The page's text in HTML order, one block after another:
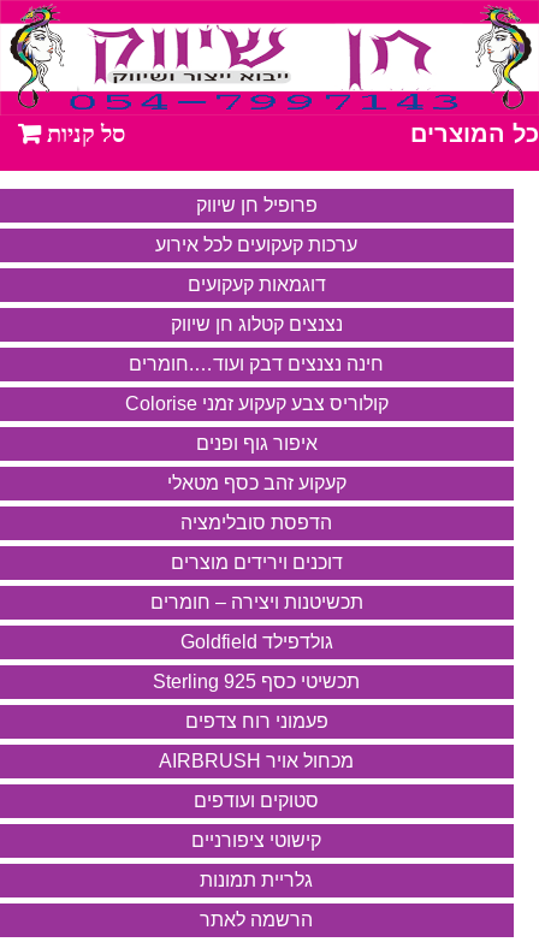
כל המוצרים
פרופיל חן שיווק
ערכות קעקועים לכל אירוע
דוגמאות קעקועים
נצנצים קטלוג חן שיווק
חינה נצנצים דבק ועוד….חומרים
קולוריס צבע קעקוע זמני Colorise
איפור גוף ופנים
קעקוע זהב כסף מטאלי
הדפסת סובלימציה
דוכנים וירידים מוצרים
תכשיטנות ויצירה – חומרים
גולדפילד Goldfield
תכשיטי כסף 925 Sterling
פעמוני רוח צדפים
מכחול אויר AIRBRUSH
סטוקים ועודפים
קישוטי ציפורניים
גלריית תמונות
הרשמה לאתר